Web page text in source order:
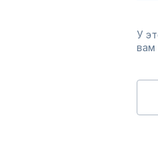
У
вам